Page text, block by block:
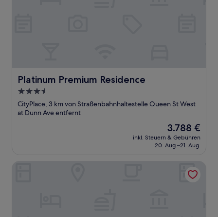
Platinum Premium Residence
Platinum Premium Residence
3.5-
Sterne-
Unterkunft
CityPlace, 3 km von Straßenbahnhaltestelle Queen St West
at Dunn Ave entfernt
Der
Preis
beträgt
3.788 €
inkl. Steuern & Gebühren
20. Aug.–21. Aug.